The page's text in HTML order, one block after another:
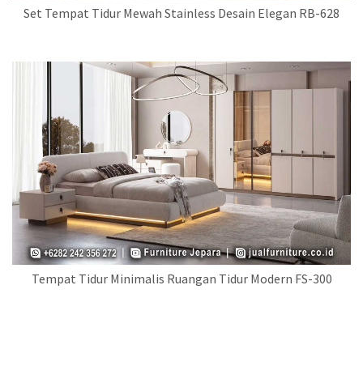
Set Tempat Tidur Mewah Stainless Desain Elegan RB-628
Tempat Tidur Minimalis Ruangan Tidur Modern FS-300